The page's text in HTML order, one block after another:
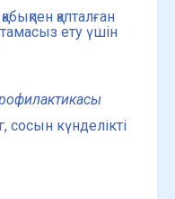
қапталған
ету үшін
сосын күнделікті